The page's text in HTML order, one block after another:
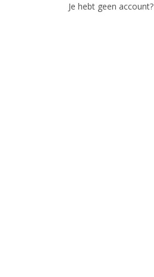
Je hebt geen account?